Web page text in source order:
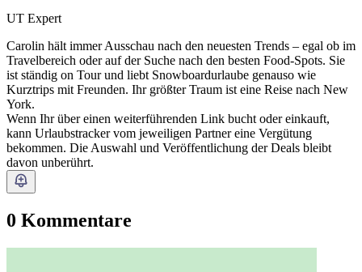
UT Expert
Carolin hält immer Ausschau nach den neuesten Trends – egal ob im
Travelbereich oder auf der Suche nach den besten Food-Spots. Sie
ist ständig on Tour und liebt Snowboardurlaube genauso wie
Kurztrips mit Freunden. Ihr größter Traum ist eine Reise nach New
York.
Wenn Ihr über einen weiterführenden Link bucht oder einkauft,
kann Urlaubstracker vom jeweiligen Partner eine Vergütung
bekommen. Die Auswahl und Veröffentlichung der Deals bleibt
davon unberührt.
0 Kommentare